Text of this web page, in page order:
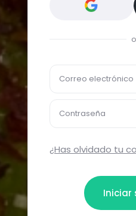
o
Correo electrónico
Contraseña
¿Has olvidado tu
Iniciar